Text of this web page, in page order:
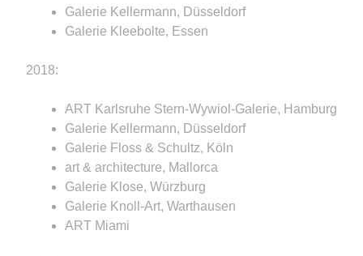
Galerie Kellermann, Düsseldorf
Galerie Kleebolte, Essen
2018:
ART Karlsruhe Stern-Wywiol-Galerie, Hamburg
Galerie Kellermann, Düsseldorf
Galerie Floss & Schultz, Köln
art & architecture, Mallorca
Galerie Klose, Würzburg
Galerie Knoll-Art, Warthausen
ART Miami